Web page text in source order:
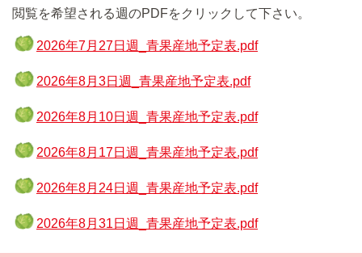
閲覧を希望される週のPDFをクリックして下さい。
2026年7月27日週_青果産地予定表.pdf
2026年8月3日週_青果産地予定表.pdf
2026年8月10日週_青果産地予定表.pdf
2026年8月17日週_青果産地予定表.pdf
2026年8月24日週_青果産地予定表.pdf
2026年8月31日週_青果産地予定表.pdf